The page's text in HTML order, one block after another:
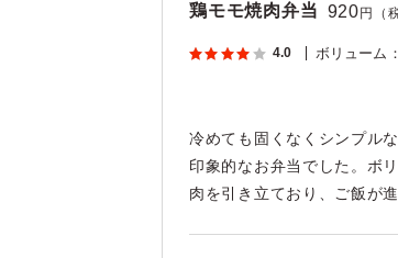
鶏モモ焼肉弁当 920 円（
4.0 ボリューム ：
冷めても固くなくシンプル
印象的なお弁当でした。ボ
肉を引き立ており、ご飯が